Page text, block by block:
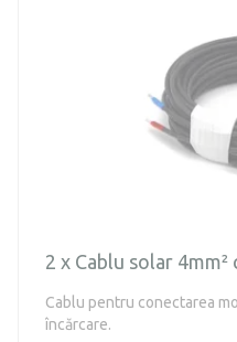
2 x Cablu solar
Cablu pentru conectarea
încărcare.